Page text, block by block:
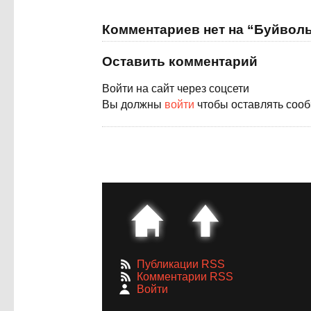
Комментариев нет на
Оставить комментарий
Войти на сайт через соцсети
Вы должны войти чтобы оставлять
Публикации RSS
Комментарии RSS
Войти